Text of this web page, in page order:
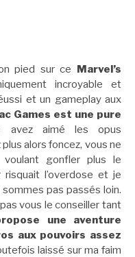
pied sur ce Marvel’s
incroyable et
et un gameplay aux
Games est une pure
avez aimé les opus
alors foncez, vous ne
gonfler plus le
l’overdose et je
pas passés loin.
vous le conseiller tant
une aventure
aux pouvoirs assez
laissé sur ma faim